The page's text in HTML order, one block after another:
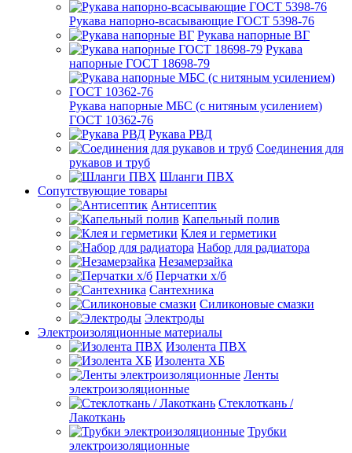
Рукава напорно-всасывающие ГОСТ 5398-76
Рукава напорные ВГ
Рукава
напорные ГОСТ 18698-79
Рукава напорные МБС (с нитяным усилением)
ГОСТ 10362-76
Рукава РВД
Соединения для
рукавов и труб
Шланги ПВХ
Сопутствующие товары
Антисептик
Капельный полив
Клея и герметики
Набор для радиатора
Незамерзайка
Перчатки х/б
Сантехника
Силиконовые смазки
Электроды
Электроизоляционные материалы
Изолента ПВХ
Изолента ХБ
Ленты
электроизоляционные
Стеклоткань /
Лакоткань
Трубки
электроизоляционные